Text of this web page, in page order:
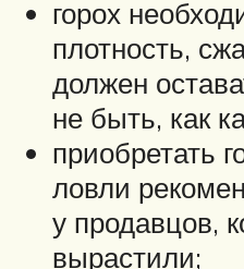
горох
плотность,
должен
не быть, как
приобретать
ловли
у продавцов,
вырастили;